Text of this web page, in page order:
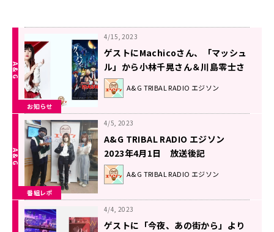
お知らせ
4/15, 2023
ゲストにMachicoさん、「マッシュ
ル」から小林千晃さん＆川島零士さ
んが登場！エジソン4月15日
A&G TRIBAL RADIO エジソン
番組レポ
4/5, 2023
A&G TRIBAL RADIO エジソン
2023年4月1日 放送後記
A&G TRIBAL RADIO エジソン
4/4, 2023
ゲストに「今夜、あの街から」より